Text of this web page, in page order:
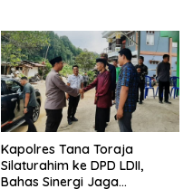
Kapolres Tana Toraja
Silaturahim ke DPD LDII,
Bahas Sinergi Jaga